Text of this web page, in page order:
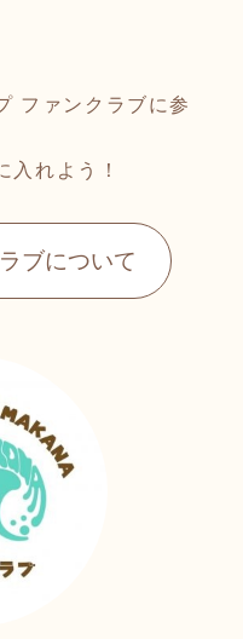
ファンクラブに参
入れよう！
ブについて